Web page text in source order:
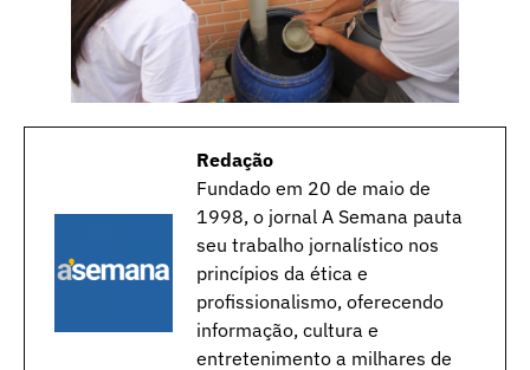
Redação
Fundado em 20 de maio de
1998, o jornal A Semana pauta
seu trabalho jornalístico nos
princípios da ética e
profissionalismo, oferecendo
informação, cultura e
entretenimento a milhares de